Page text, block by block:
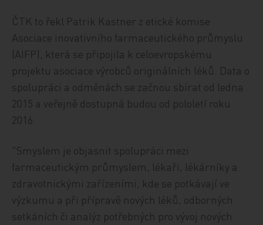
ČTK to řekl Patrik Kastner z etické komise
Asociace inovativního farmaceutického průmyslu
(AIFP), která se připojila k celoevropskému
projektu asociace výrobců originálních léků. Data o
spolupráci a odměnách se začnou sbírat od ledna
2015 a veřejně dostupná budou od pololetí roku
2016.
"Smyslem je objasnit spolupráci mezi
farmaceutickým průmyslem, lékaři, lékárníky a
zdravotnickými zařízeními, kde se potkávají ve
výzkumu a při přípravě nových léků, odborných
setkáních či analýz potřebných pro vývoj nových